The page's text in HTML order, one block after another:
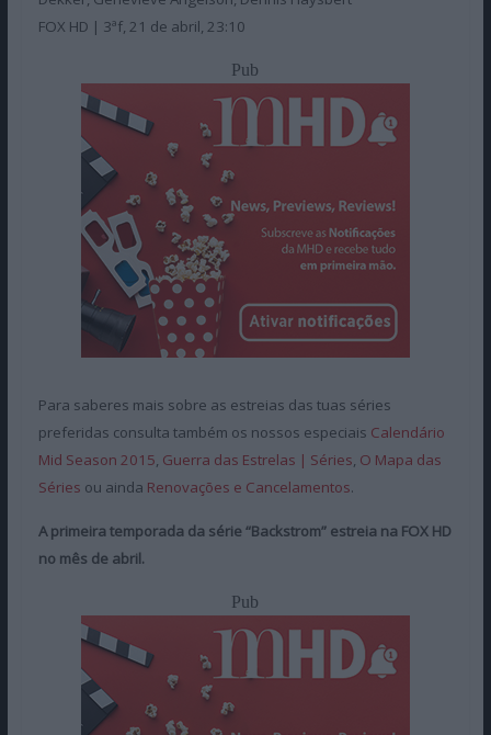
FOX HD | 3ªf, 21 de abril, 23:10
Pub
Para saberes mais sobre as estreias das tuas séries
preferidas consulta também os nossos especiais Calendário
Mid Season 2015, Guerra das Estrelas | Séries, O Mapa das
Séries ou ainda Renovações e Cancelamentos.
A primeira temporada da série “Backstrom” estreia na FOX HD
no mês de abril.
Pub